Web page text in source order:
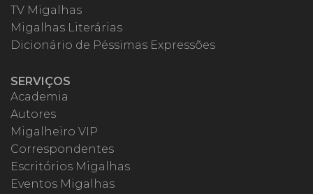
TV Migalhas
Migalhas Literárias
Dicionário de Péssimas Expressões
SERVIÇOS
Academia
Autores
Migalheiro VIP
Correspondentes
Escritórios Migalhas
Eventos Migalhas